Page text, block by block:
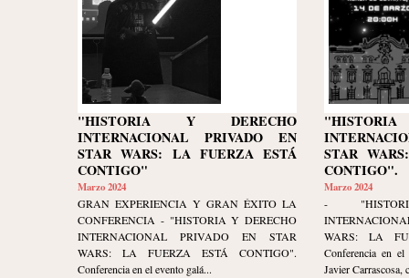
"HISTORIA Y DERECHO
INTERNACIONAL PRIVADO EN
STAR WARS: LA FUERZA ESTÁ
CONTIGO"
Marzo 2024
GRAN EXPERIENCIA Y GRAN ÉXITO LA
CONFERENCIA - "HISTORIA Y DERECHO
INTERNACIONAL PRIVADO EN STAR
WARS: LA FUERZA ESTÁ CONTIGO".
Conferencia en el evento galá...
STAR
CONTIGO".
Marzo 2024
-
WARS: LA
Conferencia en
Javier